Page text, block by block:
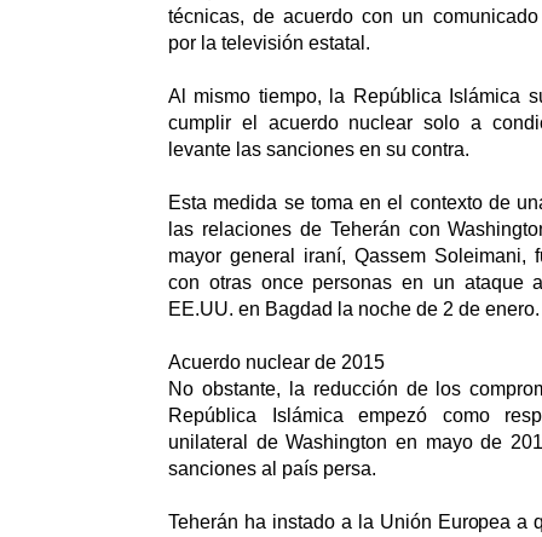
técnicas, de acuerdo con un
por la televisión estatal.
Al mismo tiempo, la República Islámica
cumplir el acuerdo nuclear solo a
levante las sanciones en su contra.
Esta medida se toma en el contexto de
las relaciones de Teherán con
mayor general iraní, Qassem Soleimani,
con otras once personas en un ataque
EE.UU. en Bagdad la noche de 2 de enero.
Acuerdo nuclear de 2015
No obstante, la reducción de los
República Islámica empezó como
unilateral de Washington en mayo de
sanciones al país persa.
Teherán ha instado a la Unión Europea a